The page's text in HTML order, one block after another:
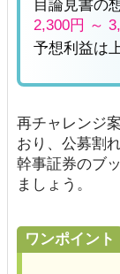
目論見書の
2,300円 ～
予想利益は
再チャレンジ
おり、公募割
幹事証券のブ
ましょう。
ワンポイント